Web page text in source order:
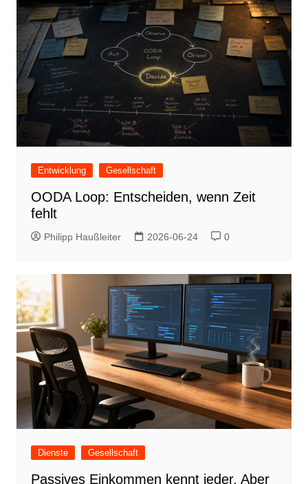
Entwicklung Gesellschaft
OODA Loop: Entscheiden, wenn Zeit
fehlt
Philipp Haußleiter 2026-06-24 0
Dienste Gesellschaft
Passives Einkommen kennt jeder. Aber